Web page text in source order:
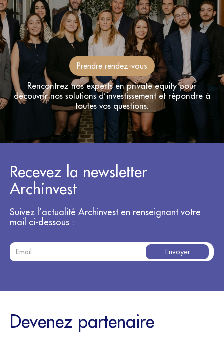
Prendre rendez-vous
Rencontrez nos experts en private equity pour
découvrir nos solutions d’investissement et répondre à
toutes vos questions.
Recevez la newsletter
Archinvest
Suivez l’actualité Archinvest en renseignant votre
mail ci-dessous :
Devenez partenaire